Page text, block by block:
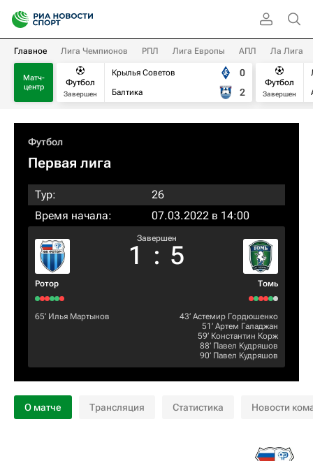
Главное Лига Чемпионов РПЛ Лига Европы АПЛ Ла Лига
Матч-
центр
Футбол
Завершен
Крылья Советов
Балтика
0
2
Футбол
Завершен
Футбол
Первая лига
Тур:
26
Время начала:
07.03.2022 в 14:00
Ротор
Завершен
1 : 5
Томь
65‎’‎ Илья Мартынов 43‎’‎ Астемир Гордюшенко
51‎’‎ Артем Галаджан
59‎’‎ Константин Корж
88‎’‎ Павел Кудряшов
90‎’‎ Павел Кудряшов
О матче Трансляция Статистика Новости